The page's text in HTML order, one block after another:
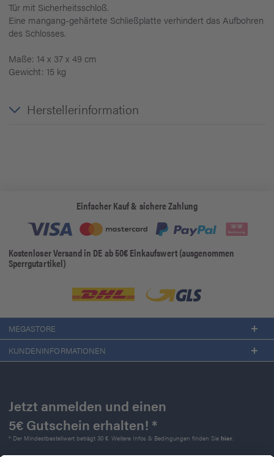
Tür mit Sicherheitsschloß.
Eine mangang-gehärtete Schließplatte verhindert das Aufbohren
des Schlosses.
Maße: 14 x 37 x 49 cm
Gewicht: 15 kg
Herstellerinformation
Einfacher Kauf & sichere Zahlung
Kostenloser Versand in DE ab 50€ Einkaufswert (ausgenommen
Sperrgutartikel)
MEGASTORE
KUNDENINFORMATIONEN
Jetzt anmelden und einen
5€ Gutschein erhalten! *
* Der Mindestbestellwert beträgt 30 €. Weitere Infos & Bedingungen finden Sie hier.